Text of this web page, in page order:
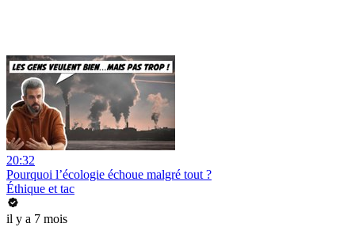
20:32
Pourquoi l’écologie échoue malgré tout ?
Éthique et tac
il y a 7 mois